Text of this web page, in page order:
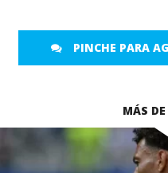
PINCHE PARA
MÁS